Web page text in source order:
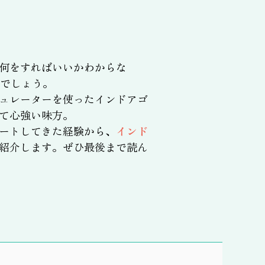
をすればいいかわからな
しょう。
レーターを使ったインドアゴ
強い味方。
してきた経験から、 インド
介します。ぜひ最後まで読ん